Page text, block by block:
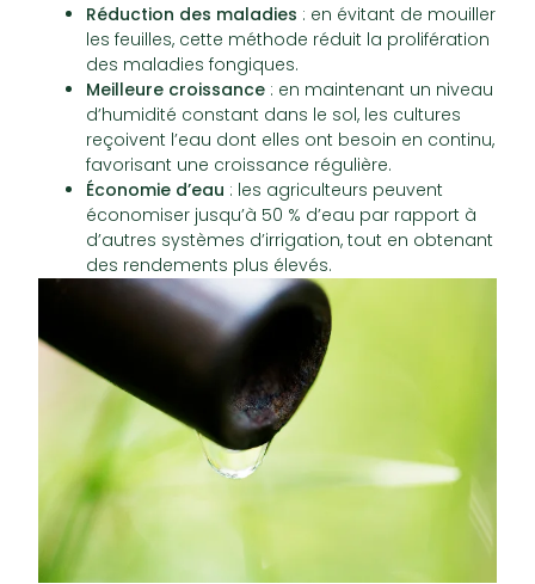
Réduction des maladies : en évitant de mouiller
les feuilles, cette méthode réduit la prolifération
des maladies fongiques.
Meilleure croissance : en maintenant un niveau
d’humidité constant dans le sol, les cultures
reçoivent l’eau dont elles ont besoin en continu,
favorisant une croissance régulière.
Économie d’eau : les agriculteurs peuvent
économiser jusqu’à 50 % d’eau par rapport à
d’autres systèmes d’irrigation, tout en obtenant
des rendements plus élevés.